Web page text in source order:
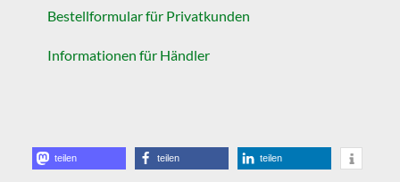
Bestellformular für Privatkunden
Informationen für Händler
teilen teilen teilen